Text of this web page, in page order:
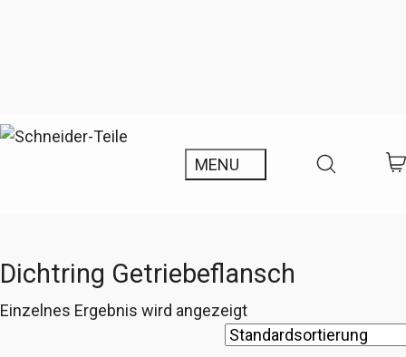
Dichtring Getriebeflansch
Einzelnes Ergebnis wird angezeigt